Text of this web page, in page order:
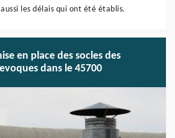
les délais qui ont été établis.
en place des socles des
dans le 45700